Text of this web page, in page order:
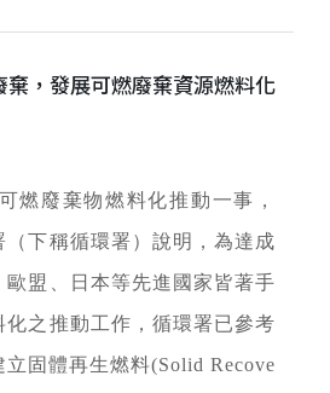
棄，發展可燃廢棄資源燃料化
燃廢棄物燃料化推動一事，
（下稱循環署）說明，為達成
歐盟、日本等先進國家皆著手
化之推動工作，循環署已參考
立固體再生燃料(Solid Recove